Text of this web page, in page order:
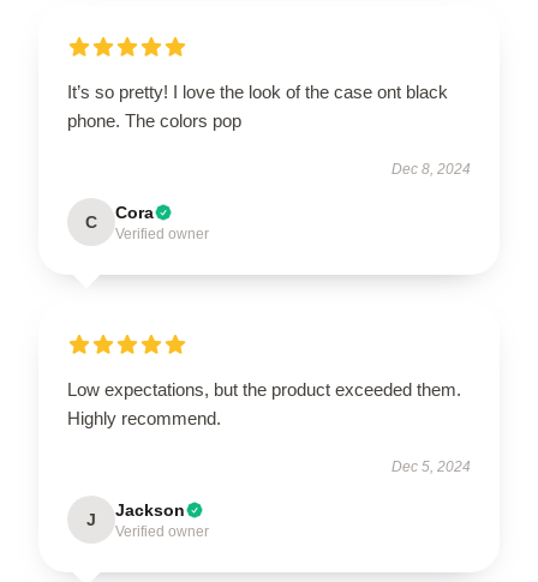
It’s so pretty! I love the look of the case ont black
phone. The colors pop
Dec 8, 2024
C Cora
Verified owner
Low expectations, but the product exceeded them.
Highly recommend.
Dec 5, 2024
J Jackson
Verified owner